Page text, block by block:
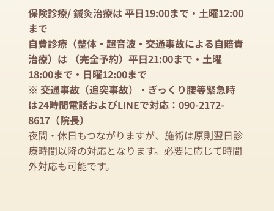
保険診療/ 鍼灸治療は 平日19:00まで・土曜12:00
まで
自費診療（整体・超音波・交通事故による自賠責
治療）は （完全予約）平日21:00まで・土曜
18:00まで・日曜12:00まで
※ 交通事故（追突事故）・ぎっくり腰等緊急時
は24時間電話およびLINEで対応：090-2172-
8617（院長）
夜間・休日もつながりますが、施術は原則翌日診
療時間以降の対応となります。必要に応じて時間
外対応も可能です。